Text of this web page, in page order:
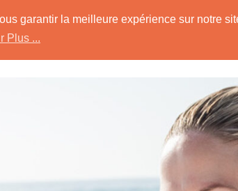
garantir la meilleure expérience sur notre
Plus ...
Senior
pour la Rencontre d'une Senior